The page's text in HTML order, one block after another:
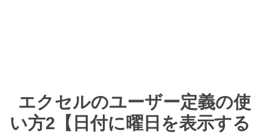
エクセルのユーザー定義の使
い方2【日付に曜日を表示する